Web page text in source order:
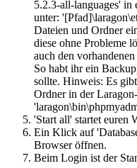
5.2.3-all-languages' in
unter:
Dateien und Ordner
diese ohne Probleme
auch den
So habt ihr ein
sollte. Hinweis: Es
Ordner in der
'Start all' startet euren
Ein Klick auf
Browser öffnen.
Beim Login ist der